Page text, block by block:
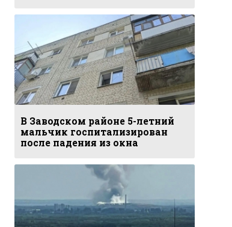
В Заводском районе 5-летний
мальчик госпитализирован
после падения из окна